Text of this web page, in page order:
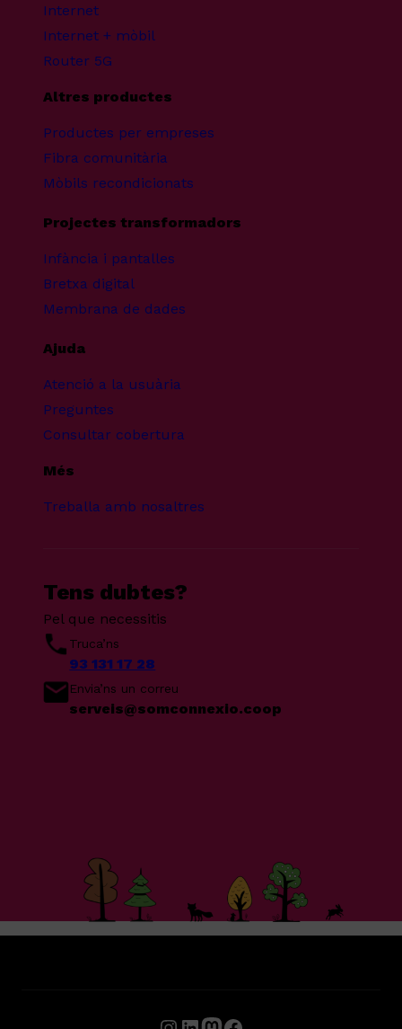
Internet
Internet + mòbil
Router 5G
Altres productes
Productes per empreses
Fibra comunitària
Mòbils recondicionats
Projectes transformadors
Infància i pantalles
Bretxa digital
Membrana de dades
Ajuda
Atenció a la usuària
Preguntes
Consultar cobertura
Més
Treballa amb nosaltres
Tens dubtes?
Pel que necessitis
Truca’ns
93 131 17 28
Envia’ns un correu
serveis@somconnexio.coop